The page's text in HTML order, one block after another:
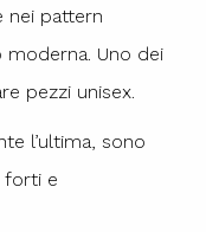
nei pattern
moderna. Uno dei
pezzi unisex.
l’ultima, sono
forti e